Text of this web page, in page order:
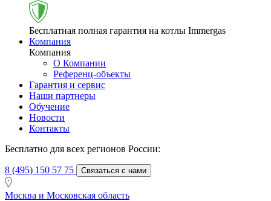
Бесплатная полная гарантия на котлы Immergas
Компания
Компания
О Компании
Референц-объекты
Гарантия и сервис
Наши партнеры
Обучение
Новости
Контакты
Бесплатно для всех регионов России:
8 (495) 150 57 75 Связаться с нами
Москва и Московская область